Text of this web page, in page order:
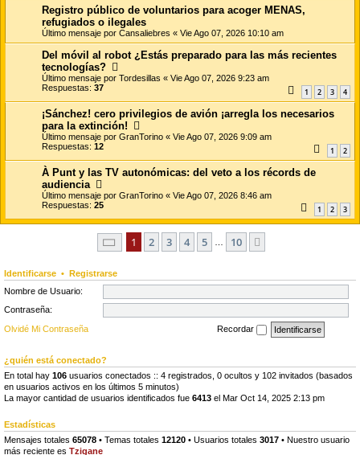
Registro público de voluntarios para acoger MENAS,
refugiados o ilegales
Último mensaje por Cansaliebres « Vie Ago 07, 2026 10:10 am
Del móvil al robot ¿Estás preparado para las más recientes
tecnologías?
Último mensaje por Tordesillas « Vie Ago 07, 2026 9:23 am
Respuestas: 37 1 2 3 4
¡Sánchez! cero privilegios de avión ¡arregla los necesarios
para la extinción!
Último mensaje por GranTorino « Vie Ago 07, 2026 9:09 am
Respuestas: 12 1 2
À Punt y las TV autonómicas: del veto a los récords de
audiencia
Último mensaje por GranTorino « Vie Ago 07, 2026 8:46 am
Respuestas: 25 1 2 3
Página de 10
1 2 3 4 5 10
Identificarse • Registrarse
Nombre de Usuario:
Contraseña:
Olvidé Mi Contraseña
Recordar
¿quién está conectado?
En total hay 106 usuarios conectados :: 4 registrados, 0 ocultos y 102 invitados (basados
en usuarios activos en los últimos 5 minutos)
La mayor cantidad de usuarios identificados fue 6413 el Mar Oct 14, 2025 2:13 pm
Estadísticas
Mensajes totales 65078 • Temas totales 12120 • Usuarios totales 3017 • Nuestro usuario
más reciente es Tzigane